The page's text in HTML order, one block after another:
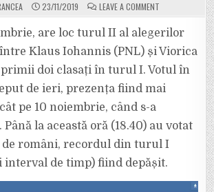
23/11/2019 LEAVE A COMMENT
ALEGERI
PREZIDENȚIALE
2019.
RECORD
DE
PARTICIPARE
LA
VOT
DIASPORA:
AU
FOST
LA
URNE
ȘI
PÂNĂ
are loc turul II al alegerilor
Klaus Iohannis (PNL) și Viorica
primii doi clasați în turul I. Votul în
de ieri, prezența fiind mai
pe 10 noiembrie, când s-a
la această oră (18.40) au votat
de români, recordul din turul I
interval de timp) fiind depășit.